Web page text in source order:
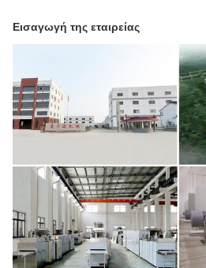
Εισαγωγή της εταιρείας